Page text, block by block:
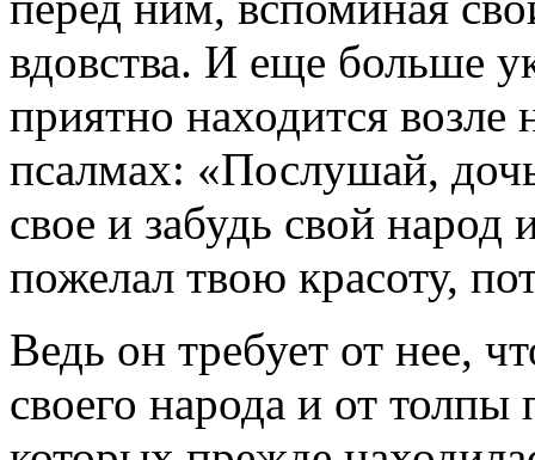
вдовства. И еще больше
приятно находится возле
псалмах: «Послушай,
свое и забудь свой народ
пожелал твою красоту,
Ведь он требует от нее,
своего народа и от толпы